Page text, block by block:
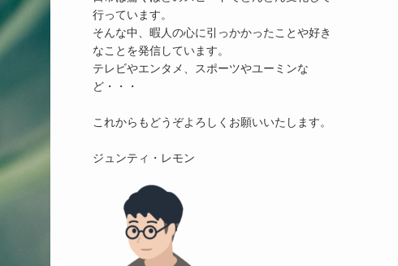
行っています。
そんな中、暇人の心に引っかかったことや好き
なことを発信しています。
テレビやエンタメ、スポーツやユーミンな
ど・・・
これからもどうぞよろしくお願いいたします。